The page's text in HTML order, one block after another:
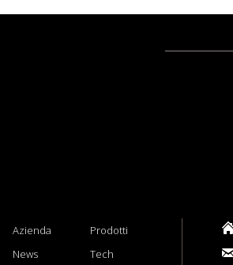
Azienda
Prodotti
News
Tech